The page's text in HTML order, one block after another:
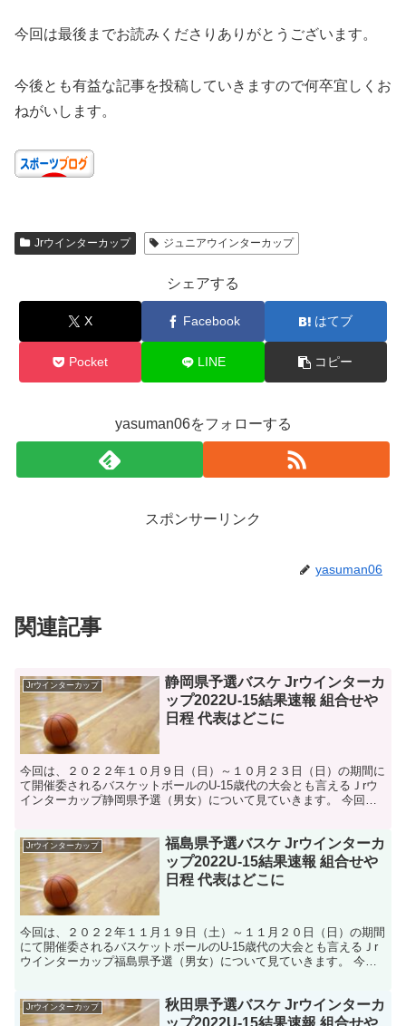
今回は最後までお読みくださりありがとうございます。
今後とも有益な記事を投稿していきますので何卒宜しくお
ねがいします。
Jrウインターカップ ジュニアウインターカップ
シェアする
X Facebook はてブ
Pocket LINE コピー
yasuman06をフォローする
スポンサーリンク
yasuman06
関連記事
Jrウインターカップ
静岡県予選バスケ Jrウインターカ
ップ2022U-15結果速報 組合せや
日程 代表はどこに
今回は、２０２２年１０月９日（日）～１０月２３日（日）の期間に
て開催委されるバスケットボールのU-15歳代の大会とも言えるＪrウ
インターカップ静岡県予選（男女）について見ていきます。 今回で
Jrウインターカップ
福島県予選バスケ Jrウインターカ
ップ2022U-15結果速報 組合せや
日程 代表はどこに
今回は、２０２２年１１月１９日（土）～１１月２０日（日）の期間
にて開催委されるバスケットボールのU-15歳代の大会とも言えるＪr
ウインターカップ福島県予選（男女）について見ていきます。 今回
Jrウインターカップ
秋田県予選バスケ Jrウインターカ
ップ2022U-15結果速報 組合せや